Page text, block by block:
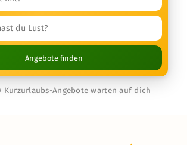
Angebote finden
Kurzurlaubs-Angebote warten auf dich